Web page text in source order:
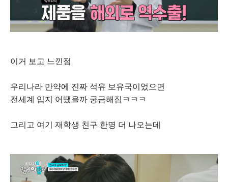
이거 보고 느낀점
우리나라 만약에 진짜 석유 보유국이었으면
전세계 입지 어땠을까 궁금해짐ㅋㅋㅋ
그리고 여기 재학생 친구 한명 더 나오는데